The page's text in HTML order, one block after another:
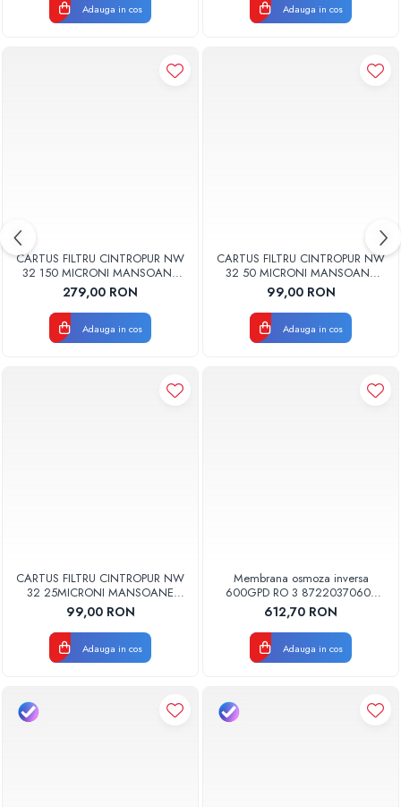
Adauga in cos Adauga in cos
CARTUS FILTRU CINTROPUR NW
32 150 MICRONI MANSOANE
FILTRARE SET 5BUC
279,00 RON
Adauga in cos
CARTUS FILTRU CINTROPUR NW
32 50 MICRONI MANSOANE
FILTRARE SET 5BUC
99,00 RON
Adauga in cos
CARTUS FILTRU CINTROPUR NW
32 25MICRONI MANSOANE
FILTRARE SET 5BUC
99,00 RON
Adauga in cos
Membrana osmoza inversa
600GPD RO 3 87220370603
RO-600 Aquapur Valhoh Valrom
612,70 RON
Adauga in cos